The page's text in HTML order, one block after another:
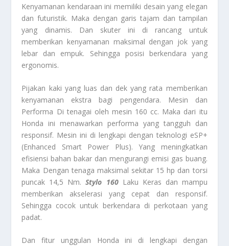
Kenyamanan kendaraan ini memiliki desain yang elegan
dan futuristik. Maka dengan garis tajam dan tampilan
yang dinamis. Dan skuter ini di rancang untuk
memberikan kenyamanan maksimal dengan jok yang
lebar dan empuk. Sehingga posisi berkendara yang
ergonomis.
Pijakan kaki yang luas dan dek yang rata memberikan
kenyamanan ekstra bagi pengendara. Mesin dan
Performa Di tenagai oleh mesin 160 cc. Maka dari itu
Honda ini menawarkan performa yang tangguh dan
responsif. Mesin ini di lengkapi dengan teknologi eSP+
(Enhanced Smart Power Plus). Yang meningkatkan
efisiensi bahan bakar dan mengurangi emisi gas buang.
Maka Dengan tenaga maksimal sekitar 15 hp dan torsi
puncak 14,5 Nm.Stylo 160 Laku Keras dan mampu
memberikan akselerasi yang cepat dan responsif.
Sehingga cocok untuk berkendara di perkotaan yang
padat.
Dan fitur unggulan Honda ini di lengkapi dengan